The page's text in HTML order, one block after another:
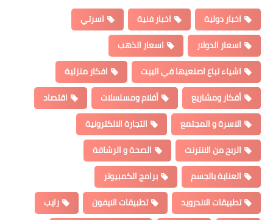
اخبار دولية اخبار فنية
اسرتي
اسعار الدولار
اسعار الذهب
اشياء تباع اصنعيها في البيت
افكار منزلية
أفكار ومشاريع
أفلام ومسلسلات
اقتصاد
الاسرة و المجتمع
التجارة الالكترونية
الربح من الانترنت
الصحة و الرشاقة
العناية بالجسم
برامج الكمبيوتر
تطبيقات الاندرويد
تطبيقات الايفون
رايب